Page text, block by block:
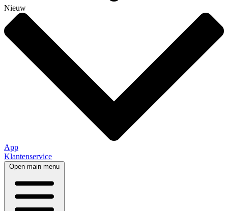
Nieuw
App
Klantenservice
Open main menu